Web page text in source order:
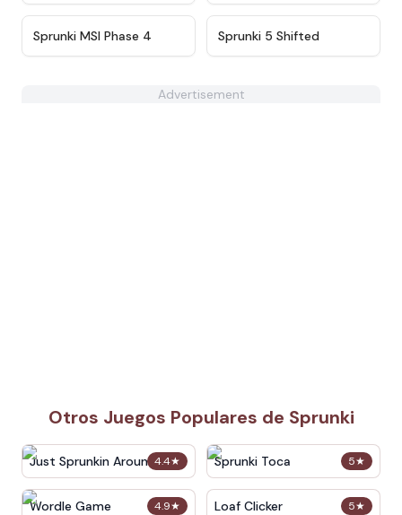
★
Sprunki MSI Phase 4 Sprunki 5 Shifted
Advertisement
Otros Juegos Populares de Sprunki
4.4★
Just Sprunkin Around 5★
Sprunki Toca
4.9★
Wordle Game 5★
Loaf Clicker